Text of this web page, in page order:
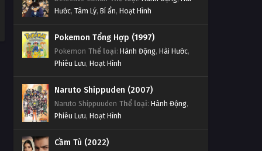
Hước, Tâm Lý, Bí ẩn, Hoạt Hình
Pokemon Tổng Hợp (1997)
Pokemon Thể loại: Hành Động, Hài Hước,
Phiêu Lưu, Hoạt Hình
Naruto Shippuden (2007)
Naruto Shippuuden Thể loại: Hành Động,
Phiêu Lưu, Hoạt Hình
Cầm Tù (2022)